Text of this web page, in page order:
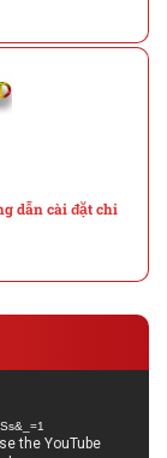
dẫn cài đặt chi